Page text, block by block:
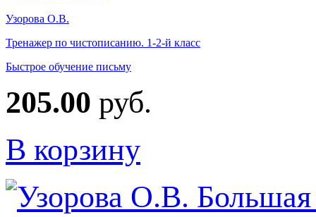
Узорова О.В.
Тренажер по чистописанию. 1-2-й класс
Быстрое обучение письму
205.00 руб.
В корзину